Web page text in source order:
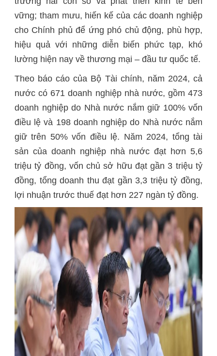
vững; tham mưu, hiến kế của các doanh nghiệp
cho Chính phủ để ứng phó chủ động, phù hợp,
hiệu quả với những diễn biến phức tạp, khó
lường hiện nay về thương mại – đầu tư quốc tế.
Theo báo cáo của Bộ Tài chính, năm 2024, cả
nước có 671 doanh nghiệp nhà nước, gồm 473
doanh nghiệp do Nhà nước nắm giữ 100% vốn
điều lệ và 198 doanh nghiệp do Nhà nước nắm
giữ trên 50% vốn điều lệ. Năm 2024, tổng tài
sản của doanh nghiệp nhà nước đạt hơn 5,6
triệu tỷ đồng, vốn chủ sở hữu đạt gần 3 triệu tỷ
đồng, tổng doanh thu đạt gần 3,3 triệu tỷ đồng,
lợi nhuận trước thuế đạt hơn 227 ngàn tỷ đồng.